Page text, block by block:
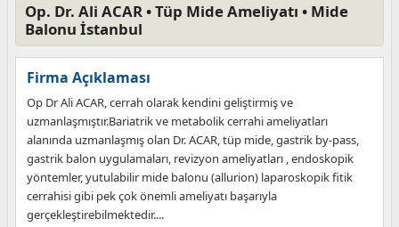
Op. Dr. Ali ACAR • Tüp Mide Ameliyatı • Mide
Balonu İstanbul
Firma Açıklaması
Op Dr Ali ACAR, cerrah olarak kendini geliştirmiş ve
uzmanlaşmıştır.Bariatrik ve metabolik cerrahi ameliyatları
alanında uzmanlaşmış olan Dr. ACAR, tüp mide, gastrik by-pass,
gastrik balon uygulamaları, revizyon ameliyatları , endoskopik
yöntemler, yutulabilir mide balonu (allurion) laparoskopik fitik
cerrahisi gibi pek çok önemli ameliyatı başarıyla
gerçekleştirebilmektedir....